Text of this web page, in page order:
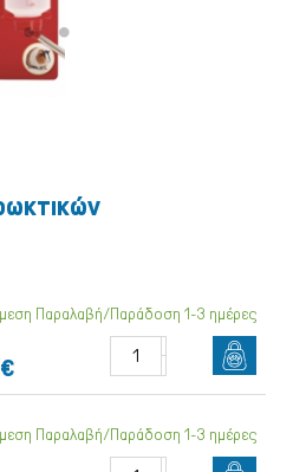
Παραλαβή/Παράδοση 1-3 ημέρες
Παραλαβή/Παράδοση 1-3 ημέρες